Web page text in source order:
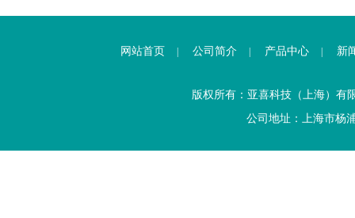
网站首页 公司简介 产品中心 新
版权所有：亚喜科技（上海）
公司地址：上海市杨